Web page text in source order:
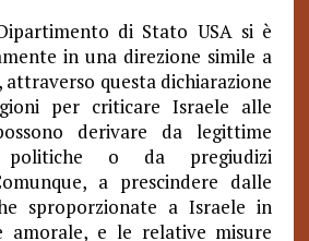
di Stato USA si è
in una direzione simile a
questa dichiarazione
per criticare Israele alle
derivare da legittime
politiche o da pregiudizi
a prescindere dalle
sproporzionate a Israele in
amorale, e le relative misure